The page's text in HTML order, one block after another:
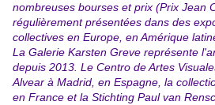
nombreuses bourses et prix (Prix Jean
régulièrement présentées dans des
collectives en Europe, en Amérique
La Galerie Karsten Greve représente
depuis 2013. Le Centro de Artes
Alvear à Madrid, en Espagne, la
en France et la Stichting Paul van